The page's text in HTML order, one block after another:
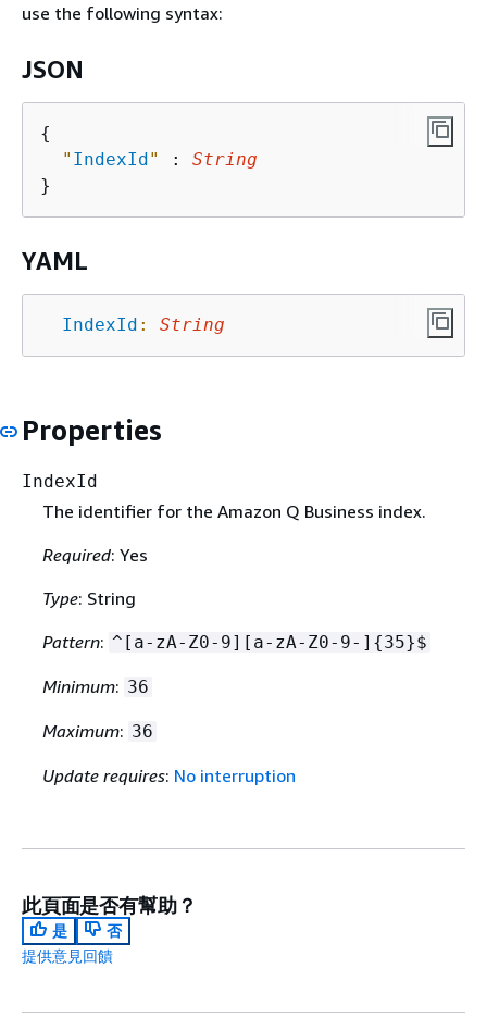
use the following syntax:
JSON
{
" IndexId" : String
YAML
IndexId : String
Properties
IndexId
The identifier for the Amazon Q Business index.
Required: Yes
Type: String
Pattern: ^[a-zA-Z0-9][a-zA-Z0-9-] {35}$
Minimum: 36
Maximum: 36
Update requires: No interruption
此頁面是否有幫助？
是
否
提供意見回饋